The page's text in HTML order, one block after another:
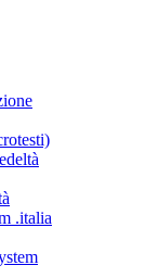
.italia